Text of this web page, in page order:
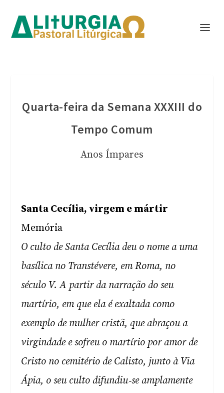
Quarta-feira da Semana XXXIII do
Tempo Comum
Anos Ímpares
Santa Cecília, virgem e mártir
Memória
O culto de Santa Cecília deu o nome a uma
basílica no Transtévere, em Roma, no
século V. A partir da narração do seu
martírio, em que ela é exaltada como
exemplo de mulher cristã, que abraçou a
virgindade e sofreu o martírio por amor de
Cristo no cemitério de Calisto, junto à Via
Ápia, o seu culto difundiu‑se amplamente